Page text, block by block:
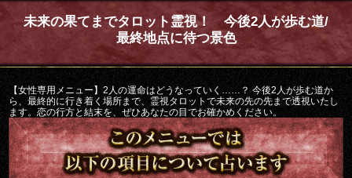
未来の果てまでタロット霊視！ 今後2人が歩む道/
最終地点に待つ景色
【女性専用メニュー】2人の運命はどうなっていく……？ 今後2人が歩む道か
ら、最終的に行き着く場所まで、霊視タロットで未来の先の先まで透視いたし
ます。恋の行方と結末を、ぜひあなたの目でお確かめください。